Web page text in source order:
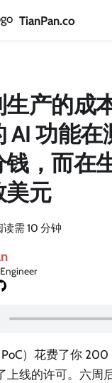
TianPan.co
产的成
AI 功能在
，而在
美元
读需 10 分钟
）花费了你 200
上线的许可。六周